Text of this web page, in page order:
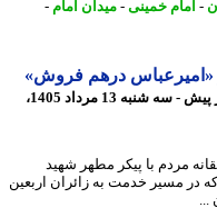
امام خمینی-میدان امام -
درهم فروش»
5 روز پیش - سه شنبه 13 مرداد 1405،
با پیکر مطهر شهید
خدمت به زائران اربعین